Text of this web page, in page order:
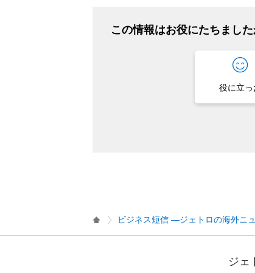
この情報はお役にたちました
役に立っ
ビジネス短信 ―ジェトロの海外ニ
ジェ